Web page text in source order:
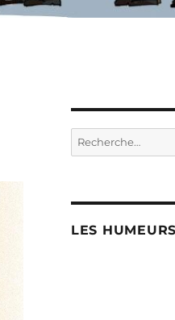
Recherche
pour :
LES